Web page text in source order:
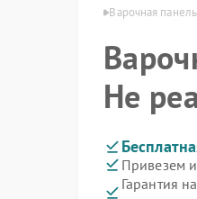
в Севастополе Варочная
Не
Привезем
Гарантия